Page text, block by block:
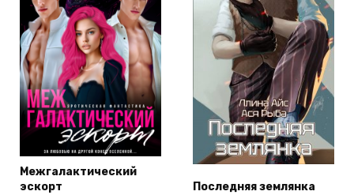
Межгалактический
эскорт
Последняя землянка